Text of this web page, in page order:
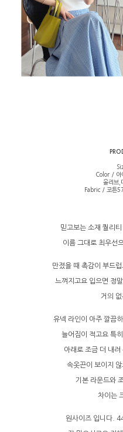
Color / 아
올리브,
Fabric / 코튼
믿고보는 소재 퀄리
이름 그대로 최우선
만졌을 때 촉감이 부드
느껴지고요 입으면 정
거의
유넥 라인이 아주 깔끔
늘어짐이 적고요 특
아래로 조금 더 내
속옷끈이 보이지
기본 라운드와
차이는
원사이즈 입니다.